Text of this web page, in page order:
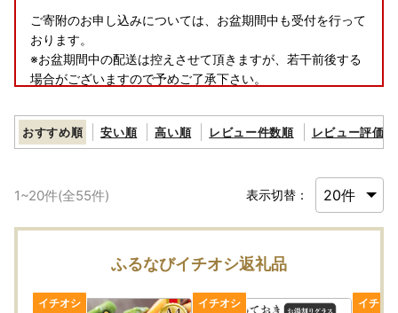
ご寄附のお申し込みについては、お盆期間中も受付を行って
おります。
※お盆期間中の配送は控えさせて頂きますが、若干前後する
場合がございますので予めご了承下さい。
―――――――――――――――――――――――――――
―――――――――――――――――――
本年10月の募集経費基準の改正にむけて、 予告なく寄附額及
び容量の変更をすることがございます。
突然の変更の場合もございますのでご了承ください。
おすすめ順 安い順 高い順 レビュー件数順 レビュー評価順
1~20件(全55件) 表示切替：
ふるなびイチオシ返礼品